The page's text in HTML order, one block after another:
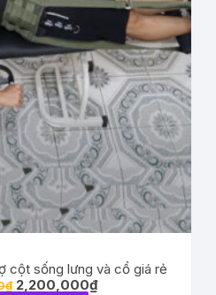
cột sống lưng và cổ giá rẻ
₫ 2,200,000₫